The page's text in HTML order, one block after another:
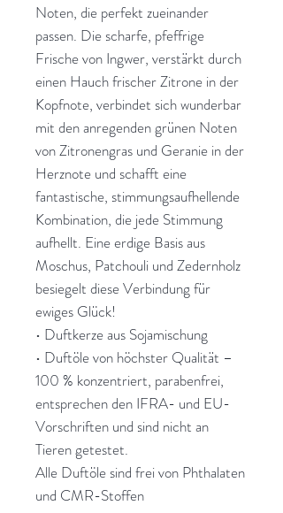
Noten, die perfekt zueinander
passen. Die scharfe, pfeffrige
Frische von Ingwer, verstärkt durch
einen Hauch frischer Zitrone in der
Kopfnote, verbindet sich wunderbar
mit den anregenden grünen Noten
von Zitronengras und Geranie in der
Herznote und schafft eine
fantastische, stimmungsaufhellende
Kombination, die jede Stimmung
aufhellt. Eine erdige Basis aus
Moschus, Patchouli und Zedernholz
besiegelt diese Verbindung für
ewiges Glück!
• Duftkerze aus Sojamischung
• Duftöle von höchster Qualität –
100 % konzentriert, parabenfrei,
entsprechen den IFRA- und EU-
Vorschriften und sind nicht an
Tieren getestet.
Alle Duftöle sind frei von Phthalaten
und CMR-Stoffen